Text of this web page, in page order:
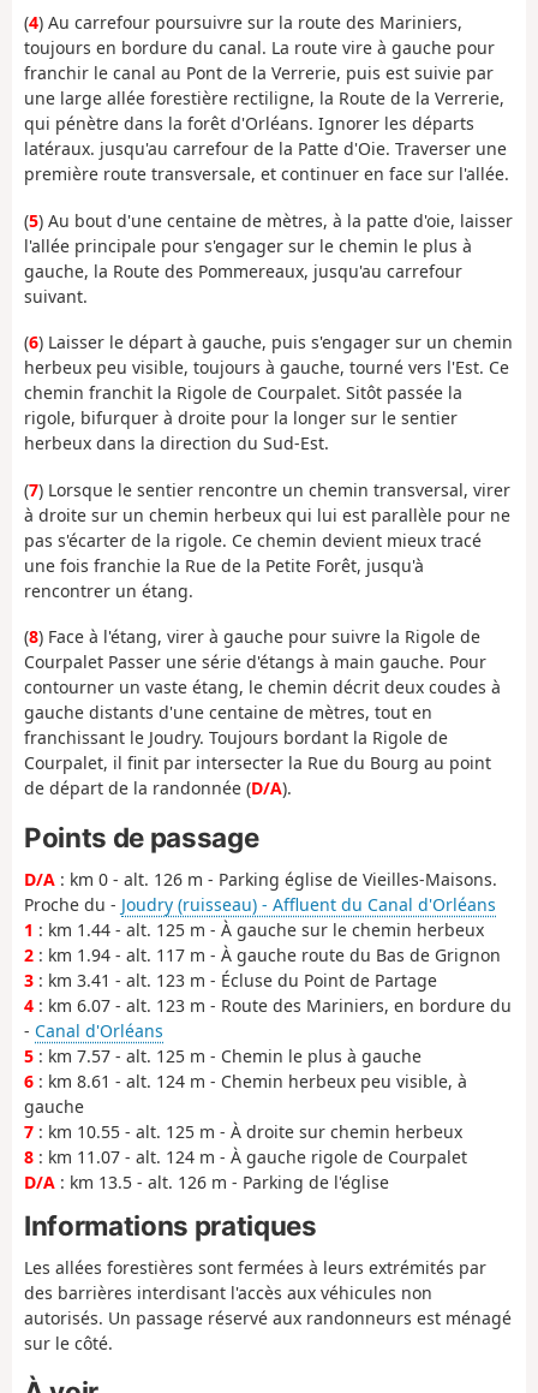
(4) Au carrefour poursuivre sur la route des Mariniers,
toujours en bordure du canal. La route vire à gauche pour
franchir le canal au Pont de la Verrerie, puis est suivie par
une large allée forestière rectiligne, la Route de la Verrerie,
qui pénètre dans la forêt d'Orléans. Ignorer les départs
latéraux. jusqu'au carrefour de la Patte d'Oie. Traverser une
première route transversale, et continuer en face sur l'allée.
(5) Au bout d'une centaine de mètres, à la patte d'oie, laisser
l'allée principale pour s'engager sur le chemin le plus à
gauche, la Route des Pommereaux, jusqu'au carrefour
suivant.
(6) Laisser le départ à gauche, puis s'engager sur un chemin
herbeux peu visible, toujours à gauche, tourné vers l'Est. Ce
chemin franchit la Rigole de Courpalet. Sitôt passée la
rigole, bifurquer à droite pour la longer sur le sentier
herbeux dans la direction du Sud-Est.
(7) Lorsque le sentier rencontre un chemin transversal, virer
à droite sur un chemin herbeux qui lui est parallèle pour ne
pas s'écarter de la rigole. Ce chemin devient mieux tracé
une fois franchie la Rue de la Petite Forêt, jusqu'à
rencontrer un étang.
(8) Face à l'étang, virer à gauche pour suivre la Rigole de
Courpalet Passer une série d'étangs à main gauche. Pour
contourner un vaste étang, le chemin décrit deux coudes à
gauche distants d'une centaine de mètres, tout en
franchissant le Joudry. Toujours bordant la Rigole de
Courpalet, il finit par intersecter la Rue du Bourg au point
de départ de la randonnée (D/A).
Points de passage
D/A : km 0 - alt. 126 m - Parking église de Vieilles-Maisons.
Proche du - Joudry (ruisseau) - Affluent du Canal d'Orléans
1 : km 1.44 - alt. 125 m - À gauche sur le chemin herbeux
2 : km 1.94 - alt. 117 m - À gauche route du Bas de Grignon
3 : km 3.41 - alt. 123 m - Écluse du Point de Partage
4 : km 6.07 - alt. 123 m - Route des Mariniers, en bordure du
- Canal d'Orléans
5 : km 7.57 - alt. 125 m - Chemin le plus à gauche
6 : km 8.61 - alt. 124 m - Chemin herbeux peu visible, à
gauche
7 : km 10.55 - alt. 125 m - À droite sur chemin herbeux
8 : km 11.07 - alt. 124 m - À gauche rigole de Courpalet
D/A : km 13.5 - alt. 126 m - Parking de l'église
Informations pratiques
Les allées forestières sont fermées à leurs extrémités par
des barrières interdisant l'accès aux véhicules non
autorisés. Un passage réservé aux randonneurs est ménagé
sur le côté.